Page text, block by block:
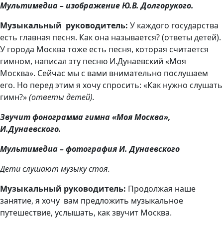
Мультимедиа – изображение Ю.В. Долгорукого.
Музыкальный руководитель: У каждого государства
есть главная песня. Как она называется? (ответы детей).
У города Москва тоже есть песня, которая считается
гимном, написал эту песню И.Дунаевский «Моя
Москва». Сейчас мы с вами внимательно послушаем
его. Но перед этим я хочу спросить: «Как нужно слушать
гимн?»(ответы детей).
Звучит фонограмма гимна «Моя Москва»,
И.Дунаевского.
Мультимедиа – фотография И. Дунаевского
Дети слушают музыку стоя.
Музыкальный руководитель: Продолжая наше
занятие, я хочу вам предложить музыкальное
путешествие, услышать, как звучит Москва.